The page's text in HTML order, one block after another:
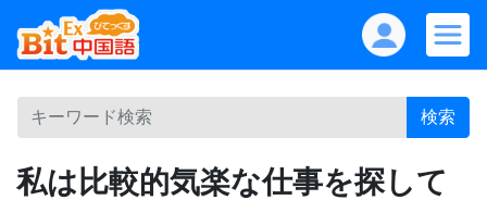
検索
私は比較的気楽な仕事を探して